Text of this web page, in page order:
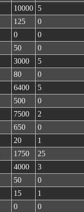
10000 5
125
0
0
0
50
0
3000
5
80
0
6400
5
500
0
7500
2
650
0
20
1
1750
25
4000
3
50
0
15
1
0
0